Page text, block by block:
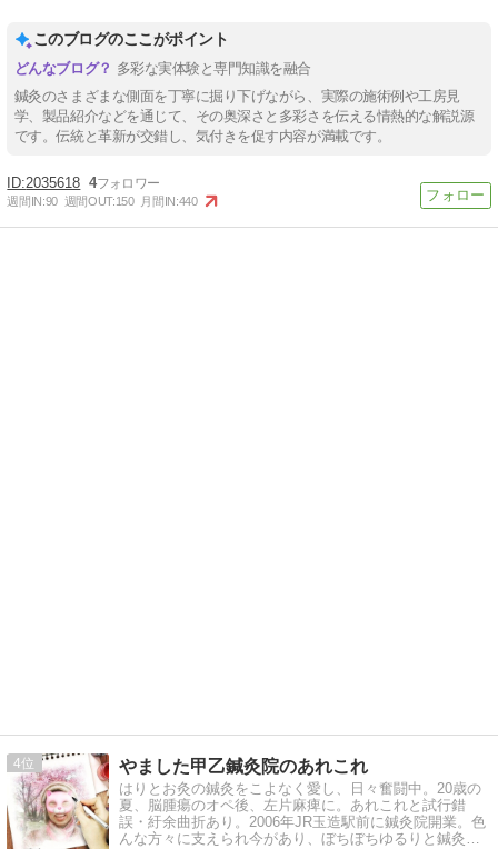
このブログのここがポイント
多彩な実体験と専門知識を融合
鍼灸のさまざまな側面を丁寧に掘り下げながら、実際の施術例や工房見
学、製品紹介などを通じて、その奥深さと多彩さを伝える情熱的な解説源
です。伝統と革新が交錯し、気付きを促す内容が満載です。
2035618 4
週間IN:90 週間OUT:150 月間IN:440
4 やました甲乙鍼灸院のあれこれ
はりとお灸の鍼灸をこよなく愛し、日々奮闘中。20歳の
夏、脳腫瘍のオペ後、左片麻痺に。あれこれと試行錯
誤・紆余曲折あり。2006年JR玉造駅前に鍼灸院開業。色
んな方々に支えられ今があり、ぼちぼちゆるりと鍼灸臨